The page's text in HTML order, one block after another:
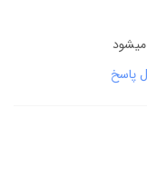
میشود
پاسخ